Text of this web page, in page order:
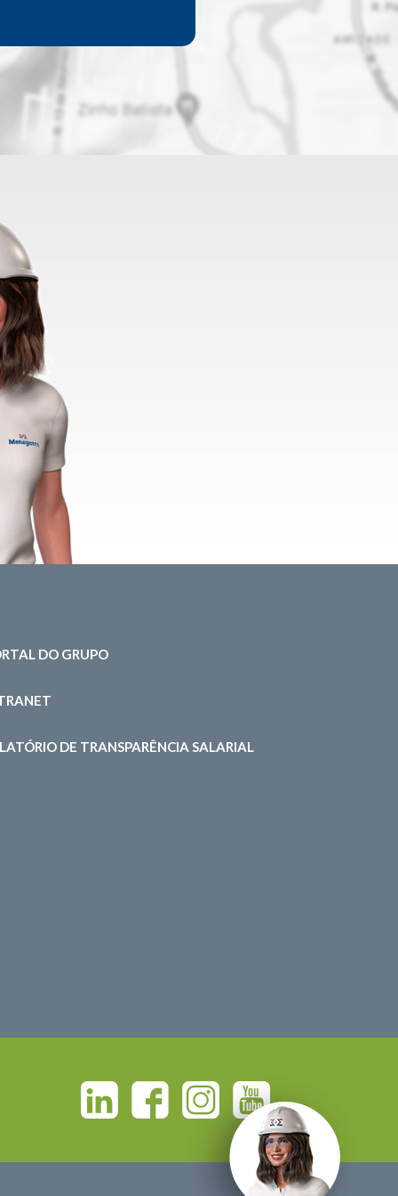
DO GRUPO
DE TRANSPARÊNCIA SALARIAL
Linkedin Facebook Instagram